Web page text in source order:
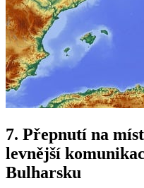
7. Přepnutí na
levnější
Bulharsku